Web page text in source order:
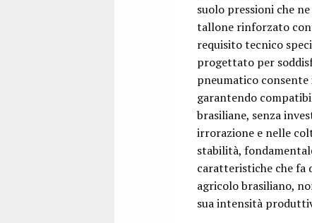
suolo pressioni che
tallone rinforzato
requisito tecnico
progettato per
pneumatico
garantendo
brasiliane, senza
irrorazione e nelle
stabilità,
caratteristiche che fa
agricolo brasiliano,
sua intensità